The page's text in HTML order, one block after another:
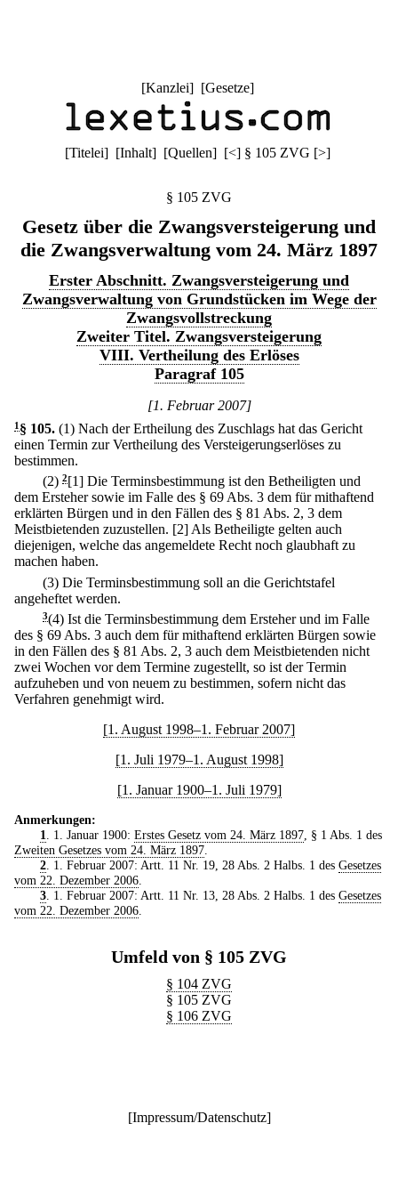
[Kanzlei] [Gesetze]
[Titelei] [Inhalt] [Quellen] [<] § 105 ZVG [>]
§ 105 ZVG
Gesetz über die Zwangsversteigerung und
die Zwangsverwaltung vom 24. März 1897
Erster Abschnitt. Zwangsversteigerung und
Zwangsverwaltung von Grundstücken im Wege der
Zwangsvollstreckung
Zweiter Titel. Zwangsversteigerung
VIII. Vertheilung des Erlöses
Paragraf 105
[1. Februar 2007]
1 § 105. (1) Nach der Ertheilung des Zuschlags hat das Gericht
einen Termin zur Vertheilung des Versteigerungserlöses zu
bestimmen.
(2) 2[1] Die Terminsbestimmung ist den Betheiligten und
dem Ersteher sowie im Falle des § 69 Abs. 3 dem für mithaftend
erklärten Bürgen und in den Fällen des § 81 Abs. 2, 3 dem
Meistbietenden zuzustellen. [2] Als Betheiligte gelten auch
diejenigen, welche das angemeldete Recht noch glaubhaft zu
machen haben.
(3) Die Terminsbestimmung soll an die Gerichtstafel
angeheftet werden.
3(4) Ist die Terminsbestimmung dem Ersteher und im Falle
des § 69 Abs. 3 auch dem für mithaftend erklärten Bürgen sowie
in den Fällen des § 81 Abs. 2, 3 auch dem Meistbietenden nicht
zwei Wochen vor dem Termine zugestellt, so ist der Termin
aufzuheben und von neuem zu bestimmen, sofern nicht das
Verfahren genehmigt wird.
[1. August 1998–1. Februar 2007]
[1. Juli 1979–1. August 1998]
[1. Januar 1900–1. Juli 1979]
Anmerkungen:
1
. 1. Januar 1900: Erstes Gesetz vom 24. März 1897, § 1 Abs. 1 des
Zweiten Gesetzes vom 24. März 1897
2. 1. Februar 2007: Artt. 11 Nr. 19, 28 Abs. 2 Halbs. 1 des Gesetzes
vom 22. Dezember 2006
3. 1. Februar 2007: Artt. 11 Nr. 13, 28 Abs. 2 Halbs. 1 des Gesetzes
vom 22. Dezember 2006
Umfeld von § 105 ZVG
§ 104 ZVG
§ 105 ZVG
§ 106 ZVG
[Impressum/Datenschutz]